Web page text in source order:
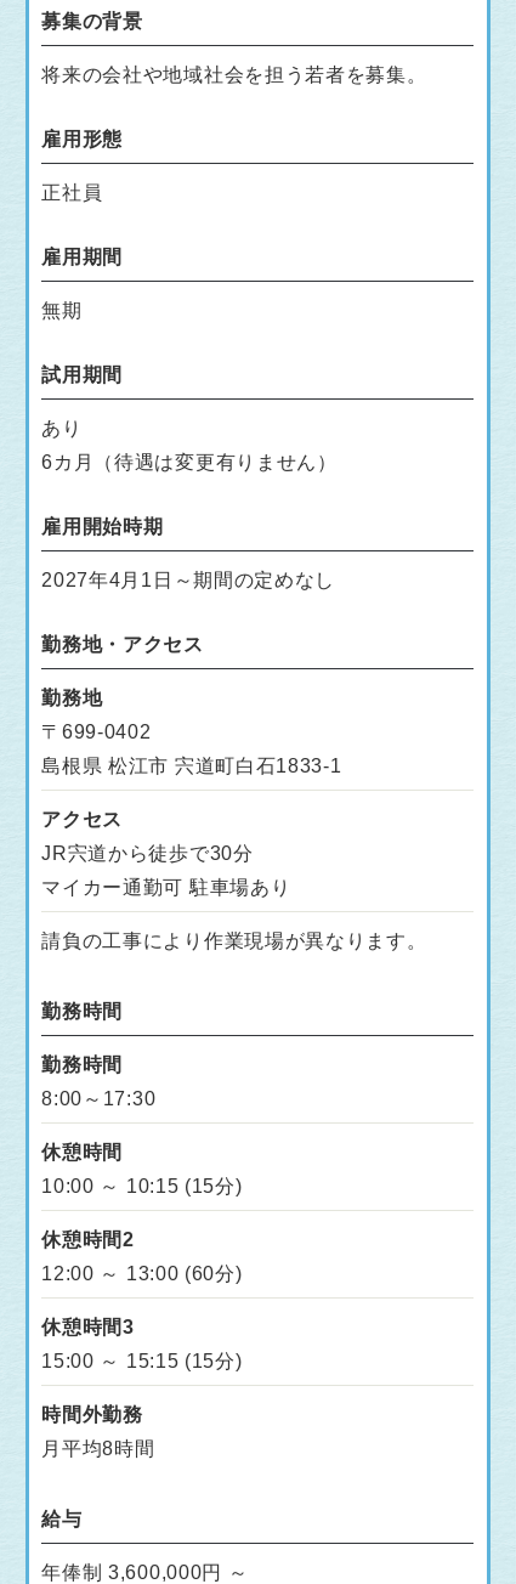
募集の背景
将来の会社や地域社会を担う若者を募集。
雇用形態
正社員
雇用期間
無期
試用期間
あり
6カ月（待遇は変更有りません）
雇用開始時期
2027年4月1日～期間の定めなし
勤務地・アクセス
勤務地
〒699-0402
島根県 松江市 宍道町白石1833-1
アクセス
JR宍道から徒歩で30分
マイカー通勤可 駐車場あり
請負の工事により作業現場が異なります。
勤務時間
勤務時間
8:00～17:30
休憩時間
10:00 ～ 10:15 (15分)
休憩時間2
12:00 ～ 13:00 (60分)
休憩時間3
15:00 ～ 15:15 (15分)
時間外勤務
月平均8時間
給与
年俸制 3,600,000円 ～